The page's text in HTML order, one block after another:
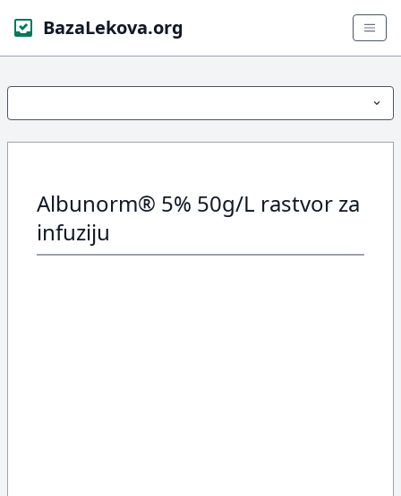
BazaLekova.org
Albunorm® 5% 50g/L rastvor za
infuziju